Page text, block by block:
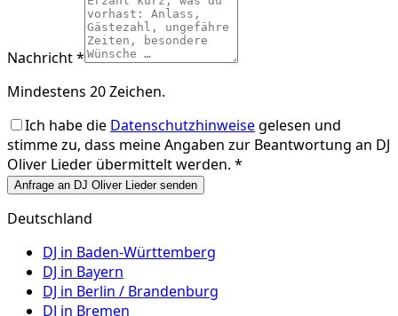
Nachricht *
Mindestens 20 Zeichen.
Ich habe die Datenschutzhinweisegelesen und
stimme zu, dass meine Angaben zur Beantwortung an DJ
Oliver Lieder übermittelt werden. *
Anfrage an DJ Oliver Lieder senden
Deutschland
DJ in Baden-Württemberg
DJ in Bayern
DJ in Berlin / Brandenburg
DJ in Bremen